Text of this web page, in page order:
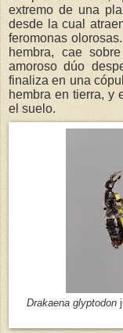
extremo de una
desde la cual
feromonas
hembra, cae
amoroso dúo
finaliza en una
hembra en tierra, y
el suelo.
Drakaena glyptodon